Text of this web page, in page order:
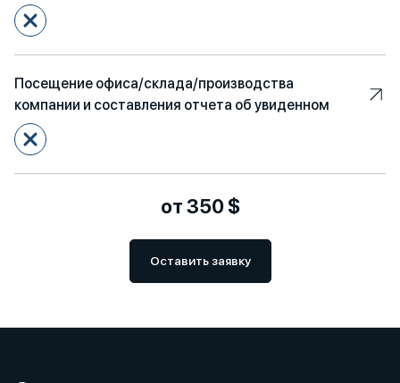
Посещение офиса/склада/производства
компании и составления отчета об увиденном
от 350 $
Оставить заявку